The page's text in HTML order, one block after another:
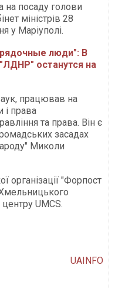
на посаду голови
міністрів 28
у Маріуполі.
люди": В
останутся на
працював на
і права
та права. Він є
засадах
Миколи
організації "Форпост
UMCS.
UAINFO